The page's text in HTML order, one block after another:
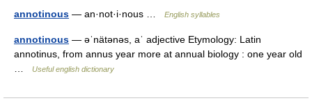
annotinous — an·not·i·nous … English syllables
annotinous — əˈnätənəs, aˈ adjective Etymology: Latin
annotinus, from annus year more at annual biology : one year old
Useful english dictionary